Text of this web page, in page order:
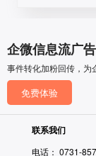
小希
我们是
要求，
最终选
常好，
企微信息流广
事件转化加粉回传，为
免费体验
联系我们
电话： 0731-